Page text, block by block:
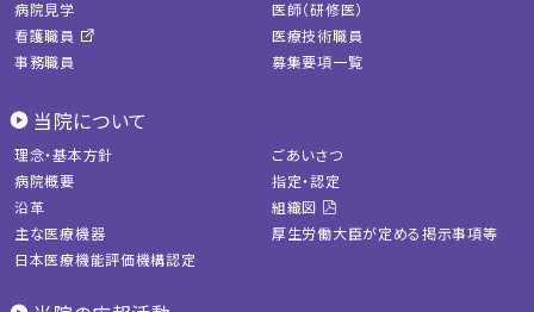
病院見学
医師（研修医）
看護職員
医療技術職員
事務職員
募集要項一覧
当院について
理念・基本方針
ごあいさつ
病院概要
指定・認定
沿革
組織図
主な医療機器
厚生労働大臣が定める掲示事項等
日本医療機能評価機構認定